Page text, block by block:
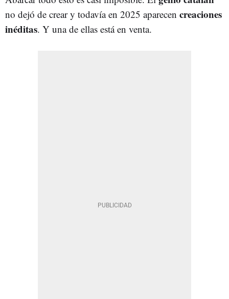
no dejó de crear y todavía en 2025 aparecen creaciones
inéditas. Y una de ellas está en venta.